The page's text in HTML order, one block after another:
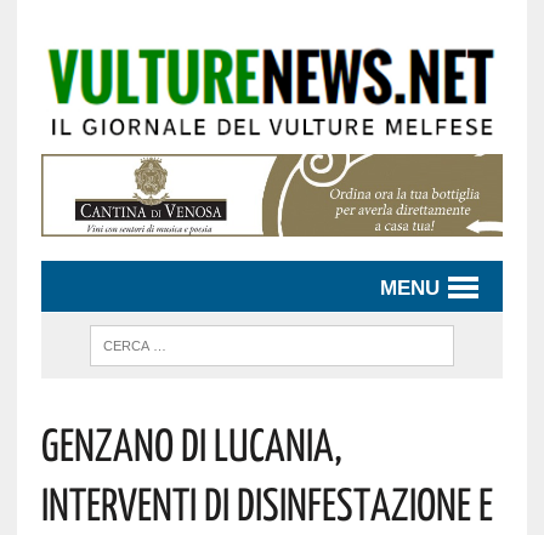
MENU
Genzano Di Lucania,
Interventi Di Disinfestazione E